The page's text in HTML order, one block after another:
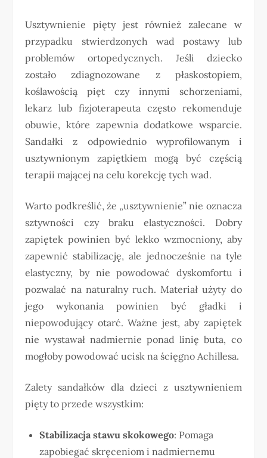
Usztywnienie pięty jest również zalecane w
przypadku stwierdzonych wad postawy lub
problemów ortopedycznych. Jeśli dziecko
zostało zdiagnozowane z płaskostopiem,
koślawością pięt czy innymi schorzeniami,
lekarz lub fizjoterapeuta często rekomenduje
obuwie, które zapewnia dodatkowe wsparcie.
Sandałki z odpowiednio wyprofilowanym i
usztywnionym zapiętkiem mogą być częścią
terapii mającej na celu korekcję tych wad.
Warto podkreślić, że „usztywnienie” nie oznacza
sztywności czy braku elastyczności. Dobry
zapiętek powinien być lekko wzmocniony, aby
zapewnić stabilizację, ale jednocześnie na tyle
elastyczny, by nie powodować dyskomfortu i
pozwalać na naturalny ruch. Materiał użyty do
jego wykonania powinien być gładki i
niepowodujący otarć. Ważne jest, aby zapiętek
nie wystawał nadmiernie ponad linię buta, co
mogłoby powodować ucisk na ścięgno Achillesa.
Zalety sandałków dla dzieci z usztywnieniem
pięty to przede wszystkim:
Stabilizacja stawu skokowego: Pomaga
zapobiegać skręceniom i nadmiernemu